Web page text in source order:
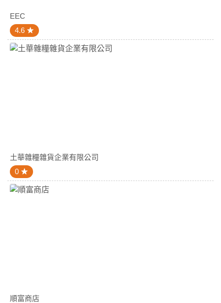
EEC
4.6
土華雜糧雜貨企業有限公司
0
順富商店